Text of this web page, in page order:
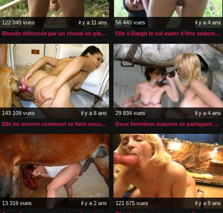
122 045 vues
il y a 11 ans
Blonde défoncée par un cheval en plein air
56 445 vues
il y a 4 ans
Elle s’élargit le cul avant d’être sodomisée par son cheval
143 109 vues
il y a 8 ans
Elle lui montre comment se faire enculer par son chien
29 834 vues
il y a 4 ans
Deux fermières matures se partagent une bite de cheval bien dure
13 316 vues
il y a 2 ans
121 675 vues
il y a 9 ans